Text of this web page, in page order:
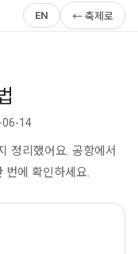
EN ← 축제로
06-14
정리했어요. 공항에서
번에 확인하세요.